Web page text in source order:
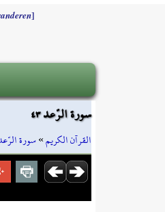
]
سورة الرّعد ٤٣
القرآن الكريم»سورة